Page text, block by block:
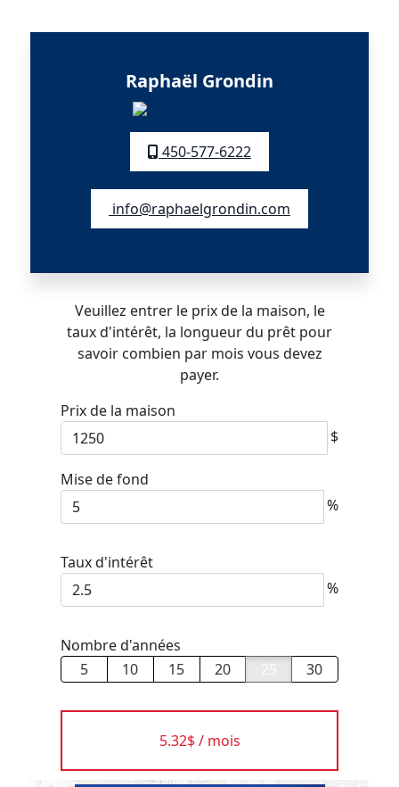
Raphaël Grondin
450-577-6222
info@raphaelgrondin.com
Veuillez entrer le prix de la maison, le
taux d'intérêt, la longueur du prêt pour
savoir combien par mois vous devez
payer.
Prix de la maison
$
Mise de fond
%
Taux d'intérêt
%
Nombre d'années
5
10 15 20 25 30
5.32$ / mois